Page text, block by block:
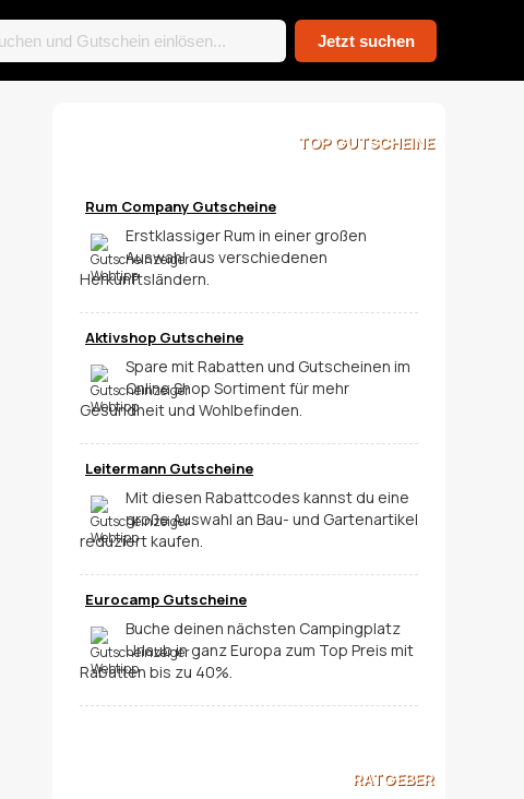
TOPGUTSCHEINE
Rum Company Gutscheine
Erstklassiger Rum in einer großen
Auswahl aus verschiedenen
Herkunftsländern.
Aktivshop Gutscheine
Spare mit Rabatten und Gutscheinen im
Online Shop Sortiment für mehr
Gesundheit und Wohlbefinden.
Leitermann Gutscheine
Mit diesen Rabattcodes kannst du eine
große Auswahl an Bau- und Gartenartikel
reduziert kaufen.
Eurocamp Gutscheine
Buche deinen nächsten Campingplatz
Urlaub in ganz Europa zum Top Preis mit
Rabatten bis zu 40%.
RATGEBER